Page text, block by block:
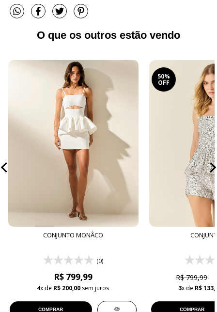
O que os outros estão vendo
CONJUNTO MONÂCO
(0)
R$ 799,99
4x de R$ 200,00 sem juros
COMPRAR
50%
OFF
R$ 799,99
3x de R$
COMPRAR